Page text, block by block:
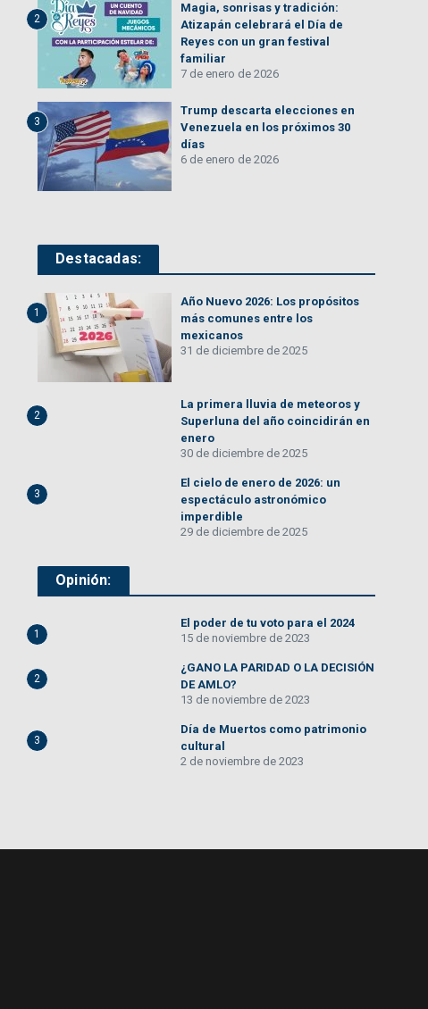
2
Magia, sonrisas y tradición:
Atizapán celebrará el Día de
Reyes con un gran festival
familiar
7 de enero de 2026
3
Trump descarta elecciones en
Venezuela en los próximos 30
días
6 de enero de 2026
Destacadas:
1
Año Nuevo 2026: Los propósitos
más comunes entre los
mexicanos
31 de diciembre de 2025
2
La primera lluvia de meteoros y
Superluna del año coincidirán en
enero
30 de diciembre de 2025
3
El cielo de enero de 2026: un
espectáculo astronómico
imperdible
29 de diciembre de 2025
Opinión:
1
El poder de tu voto para el 2024
15 de noviembre de 2023
2
¿GANO LA PARIDAD O LA DECISIÓN
DE AMLO?
13 de noviembre de 2023
3
Día de Muertos como patrimonio
cultural
2 de noviembre de 2023